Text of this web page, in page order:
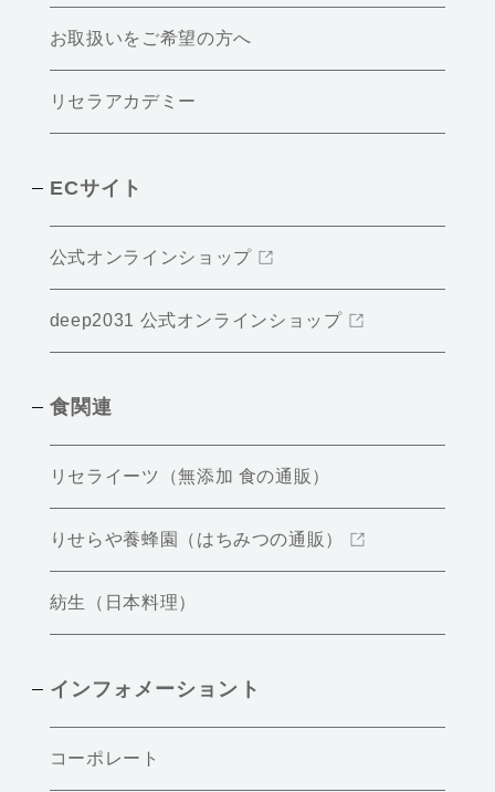
お取扱いをご希望の方へ
リセラアカデミー
ECサイト
公式オンラインショップ
deep2031 公式オンラインショップ
食関連
リセライーツ（無添加 食の通販）
りせらや養蜂園（はちみつの通販）
紡生（日本料理）
インフォメーショント
コーポレート